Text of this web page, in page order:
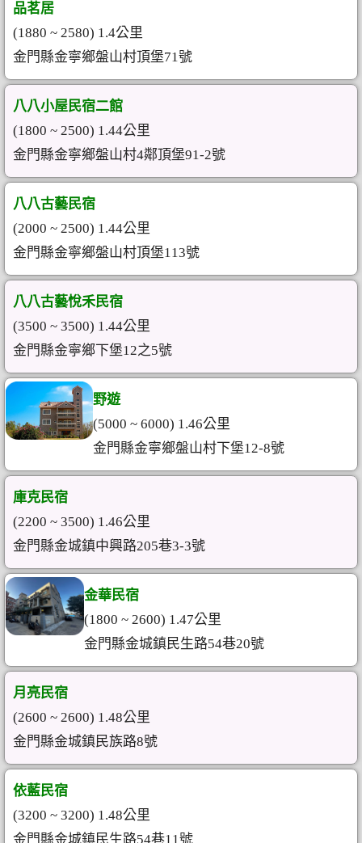
品茗居
(1880 ~ 2580) 1.4公里
金門縣金寧鄉盤山村頂堡71號
八八小屋民宿二館
(1800 ~ 2500) 1.44公里
金門縣金寧鄉盤山村4鄰頂堡91-2號
八八古藝民宿
(2000 ~ 2500) 1.44公里
金門縣金寧鄉盤山村頂堡113號
八八古藝悅禾民宿
(3500 ~ 3500) 1.44公里
金門縣金寧鄉下堡12之5號
野遊
(5000 ~ 6000) 1.46公里
金門縣金寧鄉盤山村下堡12-8號
庫克民宿
(2200 ~ 3500) 1.46公里
金門縣金城鎮中興路205巷3-3號
金華民宿
(1800 ~ 2600) 1.47公里
金門縣金城鎮民生路54巷20號
月亮民宿
(2600 ~ 2600) 1.48公里
金門縣金城鎮民族路8號
依藍民宿
(3200 ~ 3200) 1.48公里
金門縣金城鎮民生路54巷11號